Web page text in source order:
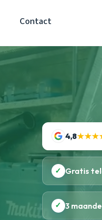
Contact
4,8
✓ Gratis
✓ 3